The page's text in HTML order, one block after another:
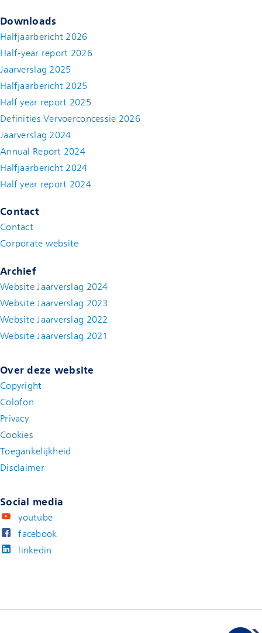
Downloads
Halfjaarbericht 2026
Half-year report 2026
Jaarverslag 2025
Halfjaarbericht 2025
Half year report 2025
Definities Vervoerconcessie 2026
Jaarverslag 2024
Annual Report 2024
Halfjaarbericht 2024
Half year report 2024(new window)
Contact
Contact
Corporate website
Archief
Website Jaarverslag 2024
Website Jaarverslag 2023
Website Jaarverslag 2022
Website Jaarverslag 2021
Over deze website
Copyright
Colofon
Privacy
Cookies
Toegankelijkheid
Disclaimer(new window)
Social media
youtube
facebook
linkedin